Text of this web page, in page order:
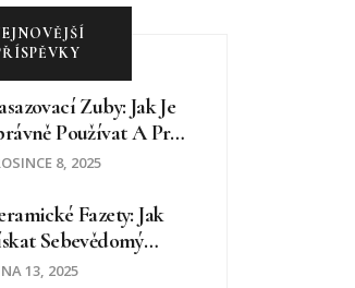
Zuby: Jak Je
Používat A Proč
Nemusí Být Tak
8, 2025
Fazety: Jak
Sebevědomý
13, 2025